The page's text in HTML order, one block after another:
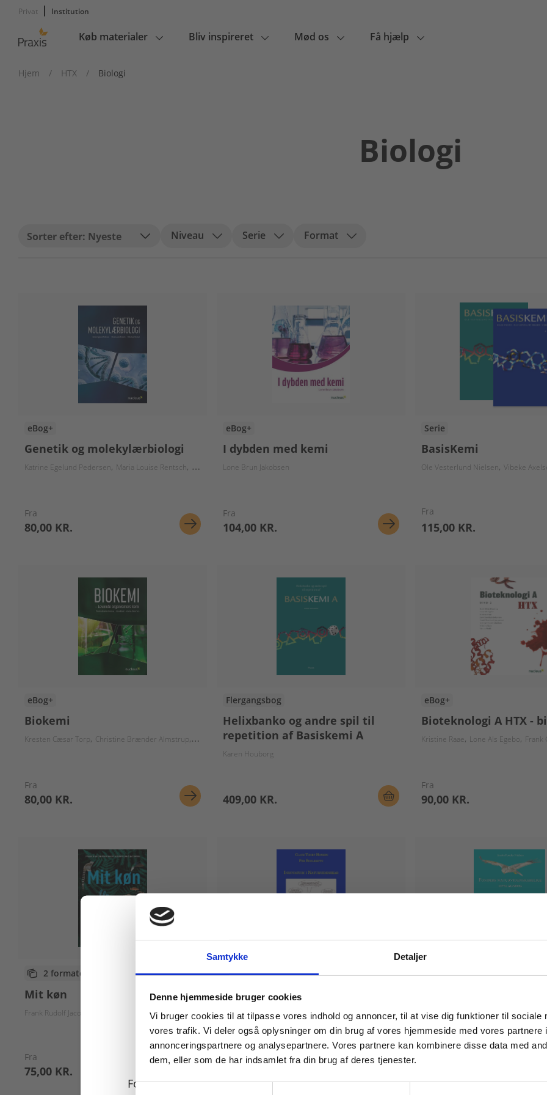
Samtykke Detaljer
Denne hjemmeside bruger cookies
Vi bruger cookies til at tilpasse vores indhold og annoncer, til at vise dig funktioner til sociale
vores trafik. Vi deler også oplysninger om din brug af vores hjemmeside med vores partnere
annonceringspartnere og analysepartnere. Vores partnere kan kombinere disse data med
dem, eller som de har indsamlet fra din brug af deres tjenester.
Samtykkevalg
Privat Institution
Main
Køb materialer Bliv inspireret Mød os Få hjælp
Hjem / HTX / Biologi
Biologi
Nyeste Niveau Serie Format
eBog+
Genetik og molekylærbiologi
Katrine Egelund Pedersen Maria Louise Rentsch Rikke Løje Rentsch
Fra
80,00 KR.
eBog+
I dybden med kemi
Lone Brun Jakobsen
Fra
104,00 KR.
Serie
BasisKemi
Ole Vesterlund Nielsen Vibeke
Fra
115,00 KR.
eBog+
Biokemi
Kresten Cæsar Torp Christine Brænder Almstrup Marie Eiland
Fra
80,00 KR.
Flergangsbog
Helixbanko og andre spil til
repetition af Basiskemi A
Karen Houborg
409,00 KR.
eBog+
Bioteknologi A HTX -
Kristine Raae Lone Als Egebo Frank
Fra
90,00 KR.
2 formater
Mit køn
Frank Rudolf Jacobsen Mads-Holger Bang Jacobsen
Fra
75,00 KR.
eBog+
Innovation i naturvidenskab
Fra
Køb læremidler og find masterclasses mm.
For privatkunder og
For institutioner og
Tilgå